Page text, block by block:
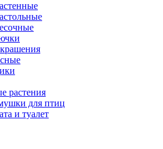
растения
для птиц
и туалет